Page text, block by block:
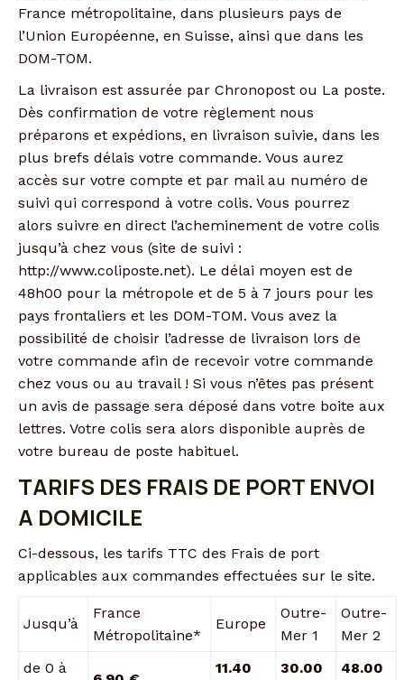
France métropolitaine, dans plusieurs pays de
l’Union Européenne, en Suisse, ainsi que dans les
DOM-TOM.
La livraison est assurée par Chronopost ou La poste.
Dès confirmation de votre règlement nous
préparons et expédions, en livraison suivie, dans les
plus brefs délais votre commande. Vous aurez
accès sur votre compte et par mail au numéro de
suivi qui correspond à votre colis. Vous pourrez
alors suivre en direct l’acheminement de votre colis
jusqu’à chez vous (site de suivi :
http://www.coliposte.net). Le délai moyen est de
48h00 pour la métropole et de 5 à 7 jours pour les
pays frontaliers et les DOM-TOM. Vous avez la
possibilité de choisir l’adresse de livraison lors de
votre commande afin de recevoir votre commande
chez vous ou au travail ! Si vous n’êtes pas présent
un avis de passage sera déposé dans votre boite aux
lettres. Votre colis sera alors disponible auprès de
votre bureau de poste habituel.
TARIFS DES FRAIS DE PORT ENVOI
A DOMICILE
Ci-dessous, les tarifs TTC des Frais de port
applicables aux commandes effectuées sur le site.
Jusqu’à
France
Métropolitaine*
Europe
Outre-
Mer 1
Outre-
Mer 2
de 0 à
11.40 30.00 48.00